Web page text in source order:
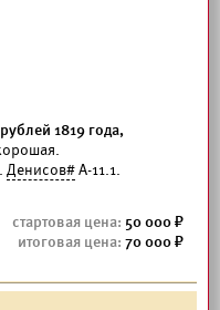
1819 года,
Денисов#А-11.1.
50 000
70 000